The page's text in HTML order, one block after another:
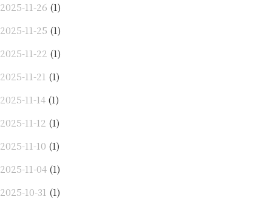
2025-11-26 (1)
2025-11-25 (1)
2025-11-22 (1)
2025-11-21 (1)
2025-11-14 (1)
2025-11-12 (1)
2025-11-10 (1)
2025-11-04 (1)
2025-10-31 (1)